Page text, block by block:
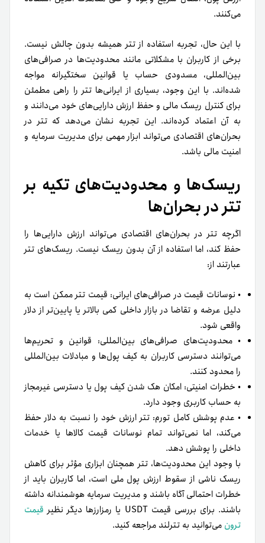
می‌کنند.
با این حال، تجربه استفاده از تتر همیشه بدون چالش نیست.
برخی از کاربران با مشکلاتی مانند محدودیت‌ها در صرافی‌های
بین‌المللی، مسدودی حساب یا قوانین سختگیرانه مواجه
شده‌اند. با این وجود، بسیاری از ایرانی‌ها تتر را راهی مطمئن
برای کنترل ریسک مالی و حفظ ارزش دارایی‌های خود می‌دانند و
به آن اعتماد کرده‌اند. این تجربه نشان می‌دهد که تتر در
بحران‌های اقتصادی می‌تواند ابزار مهمی برای مدیریت سرمایه و
امنیت مالی باشد.
ریسک‌ها و محدودیت‌های تکیه بر
تتر در بحران‌ها
اگرچه تتر در بحران‌های اقتصادی می‌تواند ارزش دارایی‌ها را
حفظ کند، اما استفاده از آن بدون ریسک نیست. ریسک‌های تتر
عبارتند از:
• نوسانات قیمت در صرافی‌های ایرانی: قیمت تتر ممکن است به
دلیل عرضه و تقاضا در بازار داخلی کمی بالاتر یا پایین‌تر از دلار
واقعی شود.
• محدودیت‌های صرافی‌های بین‌المللی: قوانین و تحریم‌ها
می‌توانند دسترسی کاربران به کیف پول‌ها و مبادلات بین‌المللی
را محدود کنند.
• خطرات امنیتی: امکان هک شدن کیف پول یا دسترسی غیرمجاز
به حساب کاربری وجود دارد.
• عدم پوشش کامل تورم: تتر ارزش خود را نسبت به دلار حفظ
می‌کند، اما نمی‌تواند تمام نوسانات قیمت کالاها یا خدمات
داخلی را پوشش دهد.
با وجود این محدودیت‌ها، تتر همچنان ابزاری مؤثر برای کاهش
ریسک ناشی از سقوط ارزش پول ملی است، اما کاربران باید از
خطرات احتمالی آگاه باشند و مدیریت سرمایه هوشمندانه داشته
باشند. برای بررسی قیمت USDT یا رمزارزها دیگر نظیر
قیمت
ترون می‌توانید به تترلند مراجعه کنید.